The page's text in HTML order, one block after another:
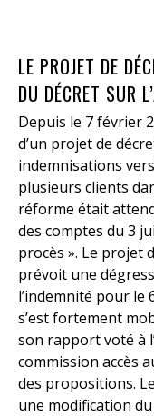
LE PROJET DE
DU DÉCRET SUR
Depuis le 7 février
d’un projet de
indemnisations
plusieurs clients
réforme était
des comptes du 3
procès ». Le projet
prévoit une
l’indemnité pour le
s’est fortement
son rapport voté à
commission accès
des propositions.
une modification